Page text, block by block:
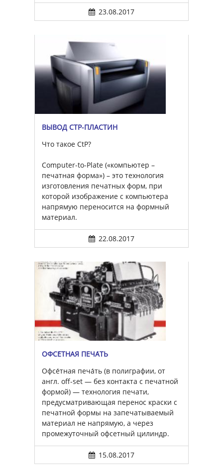
23.08.2017
ВЫВОД CTP-ПЛАСТИН
Что такое CtP?
Computer-to-Plate («компьютер –
печатная форма») – это технология
изготовления печатных форм, при
которой изображение с компьютера
напрямую переносится на формный
материал.
22.08.2017
ОФСЕ́ТНАЯ ПЕЧА́ТЬ
Офсе́тная печа́ть (в полиграфии, от
англ. off-set — без контакта с печатной
формой) — технология печати,
предусматривающая перенос краски с
печатной формы на запечатываемый
материал не напрямую, а через
промежуточный офсетный цилиндр.
15.08.2017